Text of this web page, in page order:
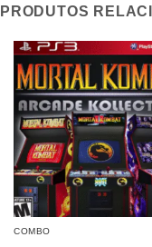
PRODUTOS
COMBO